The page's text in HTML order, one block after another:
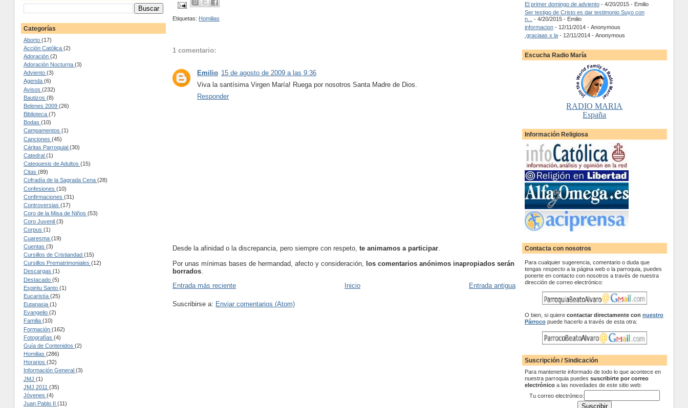
Categorías
Aborto (17)
Acción Católica (2)
Adoración (2)
Adoración Nocturna (3)
Adviento (3)
Agenda (6)
Avisos (232)
Bautizos (8)
Belenes 2009 (26)
Biblioteca (7)
Bodas (10)
Campamentos (1)
Canciones (45)
Cáritas Parroquial (30)
Catedral (1)
Catequesis de Adultos (15)
Citas (89)
Cofradía de la Sagrada Cena (28)
Confesiones (10)
Confirmaciones (31)
Controversias (17)
Coro de la Misa de Niños (53)
Coro Juvenil (3)
Corpus (1)
Cuaresma (19)
Cuentas (3)
Cursillos de Cristiandad (15)
Cursillos Prematrimoniales (12)
Descargas (1)
Destacado (5)
Espiritu Santo (1)
Eucaristía (25)
Eutanasia (1)
Evangelio (2)
Familia (10)
Formación (162)
Fotografías (4)
Guía de Contenidos (2)
Homilias (286)
Horarios (32)
Información General (3)
JMJ (1)
JMJ 2011 (35)
Jóvenes (4)
Juan Pablo II (11)
Etiquetas: Homilias
1 comentario:
Emilio 15 de agosto de 2009 a las 9:36
Viva la santísima Virgen María! Ruega por nosotros Santa Madre de Dios.
Responder
Desde la afinidad o la discrepancia, pero siempre con respeto,te animamos a participar
Por unas mínimas bases de hermandad, afecto y consideración,
los comentarios anónimos inapropiados serán
borrados
Entrada más reciente
Entrada antigua
Inicio
Suscribirse a: Enviar comentarios (Atom)
El primer domingo de adviento- 4/20/2015- Emilio
Ser testigo de Cristo es dar testimonio Suyo con
n...
- 4/20/2015- Emilio
informacion- 12/11/2014- Anonymous
.graciaas x la- 12/11/2014- Anonymous
Escucha Radio María
RADIO MARIA
España
Información Religiosa
Contacta con nosotros
Para cualquier sugerencia, comentario o duda que
tengas respecto a la página web o la parroquia, puedes
ponerte en contacto con nosotros a través de nuestra
dirección de correo electrónico:
O bien, si quiere contactar directamente con nuestro
Párrocopuede hacerlo a través de esta otra:
Suscripción / Sindicación
Para mantenerte informado de todo lo que acontece en
nuestra parroquia puedes suscribirte por correo
electrónicoa las novedades de este sitio web:
Tu correo electrónico: